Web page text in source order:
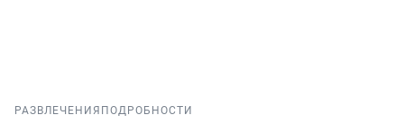
РАЗВЛЕЧЕНИЯ ПОДРОБНОСТИ